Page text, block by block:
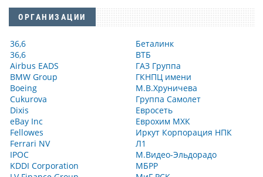
ОРГАНИЗАЦИИ
36,6
36,6
Airbus EADS
BMW Group
Boeing
Cukurova
Dixis
eBay Inc
Fellowes
Ferrari NV
IPOC
KDDI Corporation
Беталинк
ВТБ
ГАЗ Группа
ГКНПЦ имени
М.В.Хруничева
Группа Самолет
Евросеть
Еврохим МХК
Иркут Корпорация НПК
Л1
М.Видео-Эльдорадо
МБРР